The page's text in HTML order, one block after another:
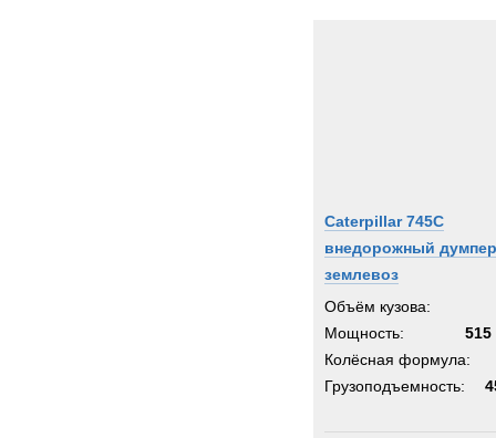
Caterpillar 745C
внедорожный
землевоз
Объём кузова:
Мощность:
515
Колёсная формула:
Грузоподъемность: